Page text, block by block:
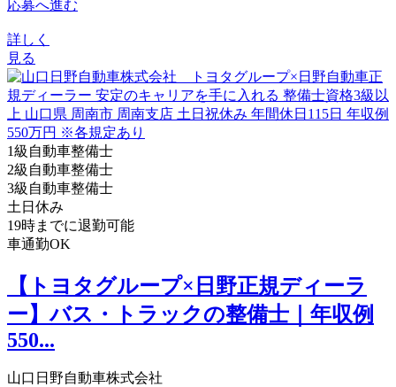
応募へ進む
詳しく
見る
1級自動車整備士
2級自動車整備士
3級自動車整備士
土日休み
19時までに退勤可能
車通勤OK
【トヨタグループ×日野正規ディーラ
ー】バス・トラックの整備士｜年収例
550...
山口日野自動車株式会社